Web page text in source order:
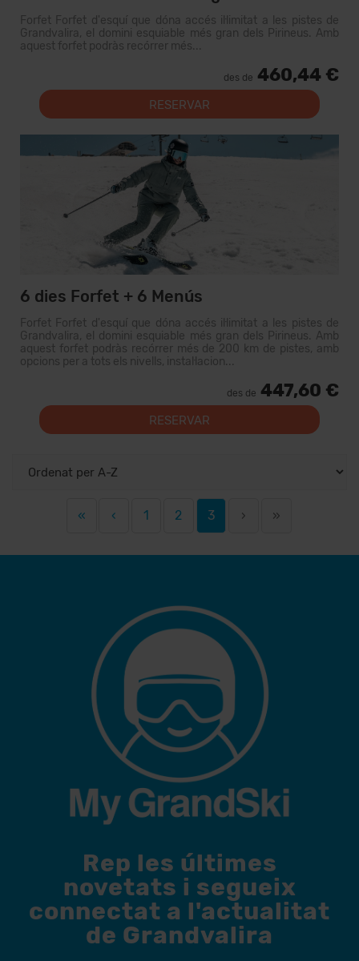
Forfet Forfet d'esquí que dóna accés il·limitat a les pistes de
Grandvalira, el domini esquiable més gran dels Pirineus. Amb
aquest forfet podràs recórrer més...
des de 460,44 €
RESERVAR
6 dies Forfet + 6 Menús
Forfet Forfet d'esquí que dóna accés il·limitat a les pistes de
Grandvalira, el domini esquiable més gran dels Pirineus. Amb
aquest forfet podràs recórrer més de 200 km de pistes, amb
opcions per a tots els nivells, instal·lacion...
des de 447,60 €
RESERVAR
« ‹ 1 2 3 › »
Rep les últimes
novetats i segueix
connectat a l'actualitat
de Grandvalira